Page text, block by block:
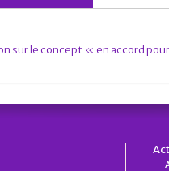
sur le concept « en accord